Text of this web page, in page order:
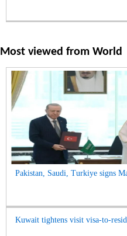
Most viewed from World
Pakistan, Saudi, Turkiye signs
Kuwait tightens visit visa-to-